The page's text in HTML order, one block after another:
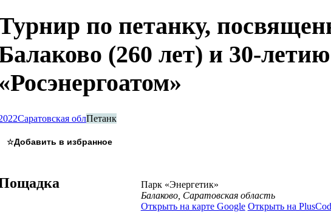
по петанку,
(260 лет) и 30-
«Росэнергоатом»
Саратовская облПетанк
☆
Парк «Энергетик»
Балаково, Саратовская область
Открыть на карте Google Открыть на